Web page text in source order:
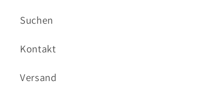
Suchen
Kontakt
Versand